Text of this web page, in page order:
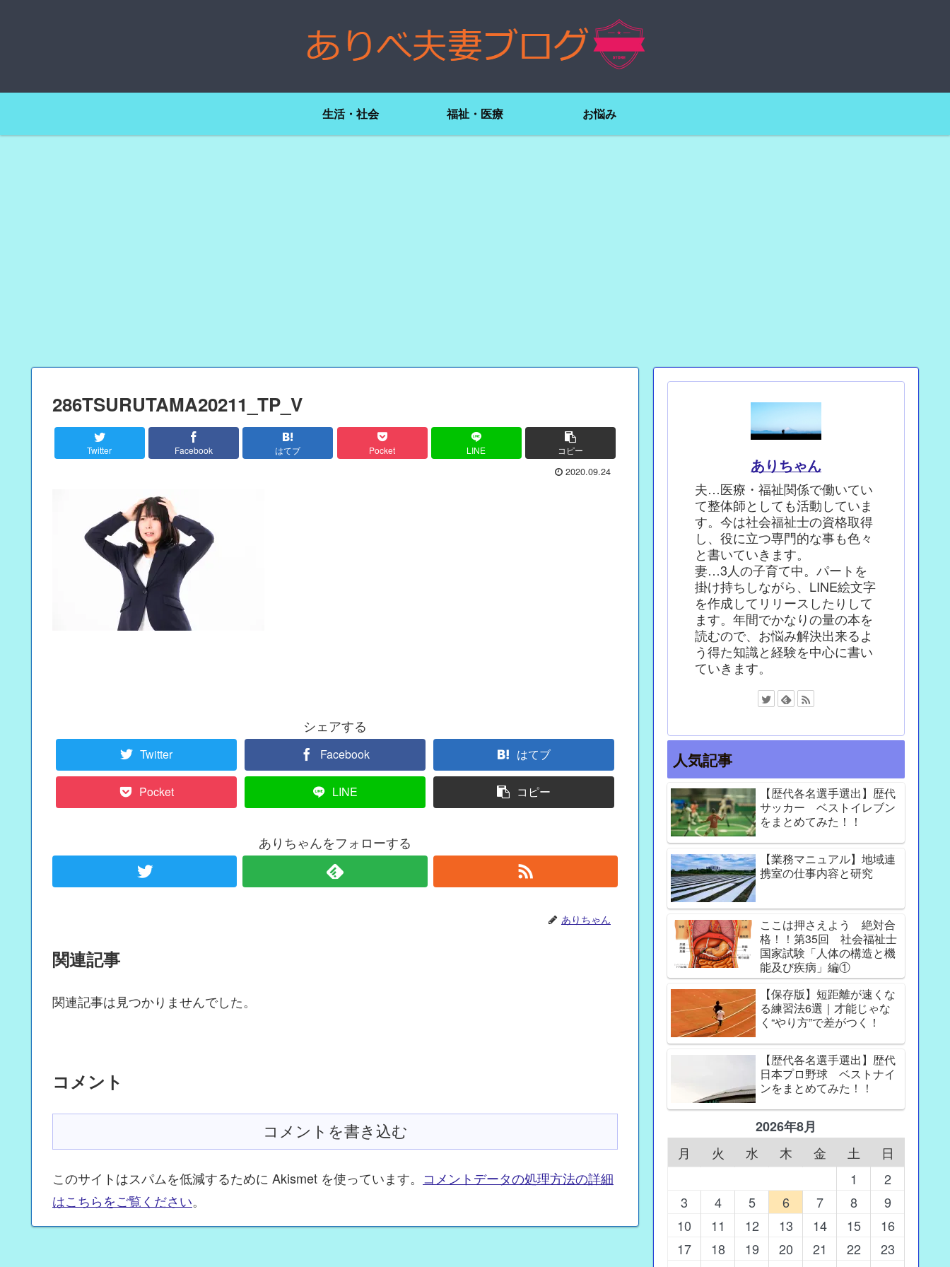
生活・社会 福祉・医療 お悩み
286TSURUTAMA20211_TP_V
Twitter Facebook はてブ Pocket LINE コピー
2020.09.24
シェアする
Twitter Facebook はてブ
Pocket LINE コピー
ありちゃんをフォローする
ありちゃん
関連記事
関連記事は見つかりませんでした。
コメント
コメントを書き込む
このサイトはスパムを低減するために Akismet を使っています。 コメントデータの処理方法の詳細
はこちらをご覧ください。
ありちゃん
夫…医療・福祉関係で働いてい
て整体師としても活動していま
す。今は社会福祉士の資格取得
し、役に立つ専門的な事も色々
と書いていきます。
妻…3人の子育て中。パートを
掛け持ちしながら、LINE絵文字
を作成してリリースしたりして
ます。年間でかなりの量の本を
読むので、お悩み解決出来るよ
う得た知識と経験を中心に書い
ていきます。
人気記事
【歴代各名選手選出】歴代
サッカー ベストイレブン
をまとめてみた！！
【業務マニュアル】地域連
携室の仕事内容と研究
ここは押さえよう 絶対合
格！！第35回 社会福祉士
国家試験「人体の構造と機
能及び疾病」編①
【保存版】短距離が速くな
る練習法6選｜才能じゃな
く“やり方”で差がつく！
【歴代各名選手選出】歴代
日本プロ野球 ベストナイ
ンをまとめてみた！！
2026年8月
月
火 水 木 金 土
日
1
2
3
4 5 6 7 8
9
10
11 12 13 14 15
16
17
18 19 20 21 22
23